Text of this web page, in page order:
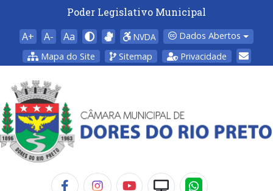
Poder Legislativo Municipal
A+ A- Aa NVDA
Dados Abertos
Mapa do Site
Sitemap Privacidade